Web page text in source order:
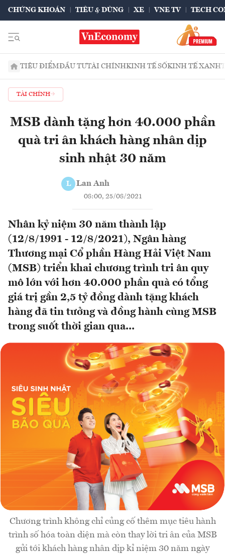
CHỨNG KHOÁN TIÊU & DÙNG XE VNE TV TECH
TIÊU ĐIỂMĐẦU TƯTÀI CHÍNHKINH TẾ SỐKINH TẾ XANH
TÀI CHÍNH
MSB dành tặng hơn 40.000 phần
quà tri ân khách hàng nhân dịp
sinh nhật 30 năm
L Lan Anh
08:00, 25/08/2021
Nhân kỷ niệm 30 năm thành lập
(12/8/1991 - 12/8/2021), Ngân hàng
Thương mại Cổ phần Hàng Hải Việt Nam
(MSB) triển khai chương trình tri ân quy
mô lớn với hơn 40.000 phần quà có tổng
giá trị gần 2,5 tỷ đồng dành tặng khách
hàng đã tin tưởng và đồng hành cùng MSB
trong suốt thời gian qua...
Chương trình không chỉ củng cố thêm mục tiêu hành
trình số hóa toàn diện mà còn thay lời tri ân của MSB
gửi tới khách hàng nhân dịp kỉ niệm 30 năm ngày